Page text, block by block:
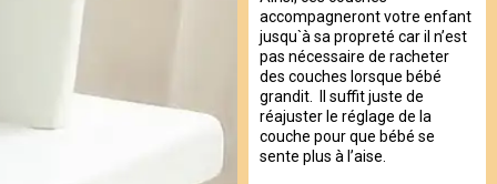
accompagneront votre enfant
jusqu`à sa propreté car il n’est
pas nécessaire de racheter
des couches lorsque bébé
grandit. Il suffit juste de
réajuster le réglage de la
couche pour que bébé se
sente plus à l’aise.